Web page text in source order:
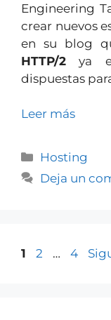
Engineering
crear nuevos
en su blog
HTTP/2 ya
dispuestas
Leer más
Hosting
Deja un
1 2 … 4